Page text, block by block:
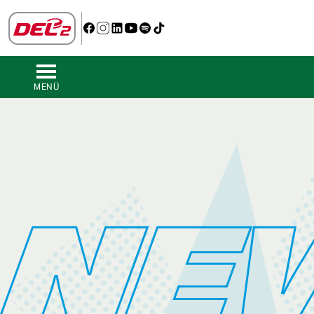
MENÜ